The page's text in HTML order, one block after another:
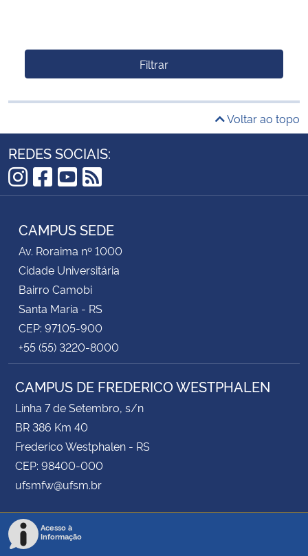
Filtrar
Voltar ao topo
REDES SOCIAIS:
Instagram
Facebook
YouTube
RSS
CAMPUS SEDE
Av. Roraima nº 1000
Cidade Universitária
Bairro Camobi
Santa Maria - RS
CEP: 97105-900
+55 (55) 3220-8000
CAMPUS DE FREDERICO WESTPHALEN
Linha 7 de Setembro, s/n
BR 386 Km 40
Frederico Westphalen - RS
CEP: 98400-000
ufsmfw@ufsm.br
Acesso à
Informação